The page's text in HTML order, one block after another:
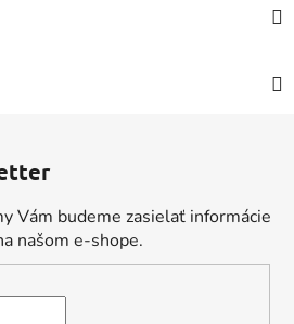
Vám budeme zasielať informácie
našom e-shope.